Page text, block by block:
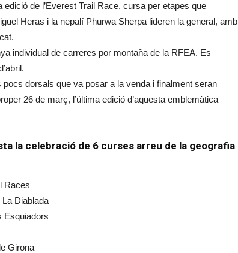
de l’Everest Trail Race, cursa per etapes que
Heras i la nepalí Phurwa Sherpa lideren la general, amb
individual de carreres por montaña de la RFEA. Es
dorsals que va posar a la venda i finalment seran
26 de març, l’última edició d’aquesta emblemàtica
la celebració de 6 curses arreu de la geografia
Races
Diablada
Esquiadors
Girona